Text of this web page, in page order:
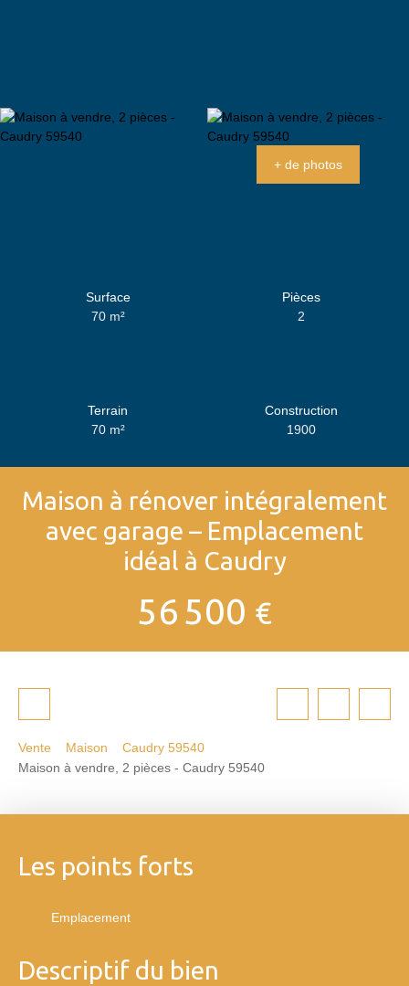
+ de photos
Surface
70 m²
Pièces
2
Terrain
70 m²
Construction
1900
Maison à rénover intégralement
avec garage – Emplacement
idéal à Caudry
56 500 €
Vente Maison
Caudry 59540
Maison à vendre, 2 pièces - Caudry 59540
Les points forts
Emplacement
Descriptif du bien